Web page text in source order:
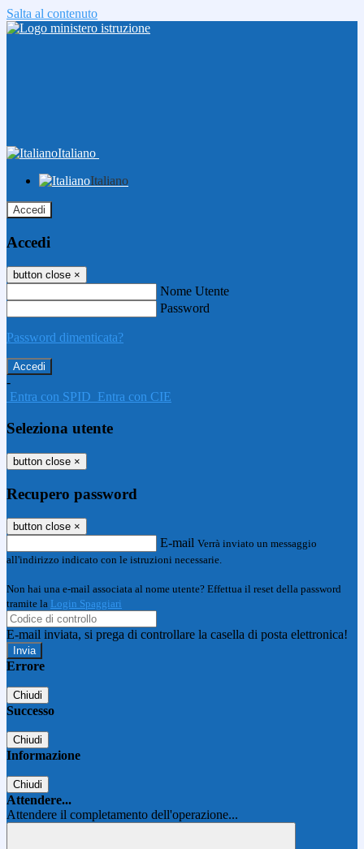
Salta al contenuto
Italiano
Italiano
Accedi
Accedi
button close ×
Nome Utente
Password
Password dimenticata?
-
Entra con SPID Entra con CIE
Seleziona utente
button close ×
Recupero password
button close ×
E-mail Verrà inviato un messaggio
all'indirizzo indicato con le istruzioni necessarie.
Non hai una e-mail associata al nome utente? Effettua il reset della password
tramite la Login Spaggiari
E-mail inviata, si prega di controllare la casella di posta elettronica!
Errore
Chiudi
Successo
Chiudi
Informazione
Chiudi
Attendere...
Attendere il completamento dell'operazione...